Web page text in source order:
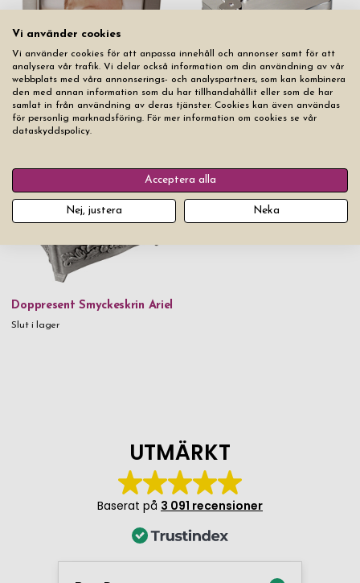
Doppresent Fotoram Ankor
Doppresent Smyckeskrin
Sandrine Swarovski
Doppresent Smyckeskrin Ariel
Slut i lager
Vi använder cookies
Vi använder cookies för att anpassa innehåll och annonser samt för att
analysera vår trafik. Vi delar också information om din användning av vår
webbplats med våra annonserings- och analyspartners, som kan kombinera
den med annan information som du har tillhandahållit eller som de har
samlat in från användning av deras tjänster. Cookies kan även användas
för personlig marknadsföring. För mer information om cookies se vår
dataskyddspolicy.
Acceptera alla
Nej, justera Neka